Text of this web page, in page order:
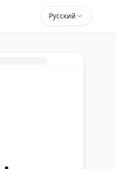
Русский